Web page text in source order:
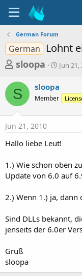
German Forum
German Lohnt
T
r
e
a
d
s
a
r
t
r
sloopa
S
t
r
t
a
Jun 21,
S sloopa
Member
Jun 21, 2010
Hallo liebe Leut!
1.) Wie schon oben
Update von 6.0 auf
2.) Wenn 1.) ja, dann
Sind DLLs bekannt,
jenseits der 6.0er
Gruß
sloopa